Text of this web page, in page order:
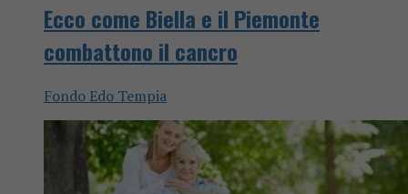
Ecco come Biella e il Piemonte
combattono il cancro
Fondo Edo Tempia